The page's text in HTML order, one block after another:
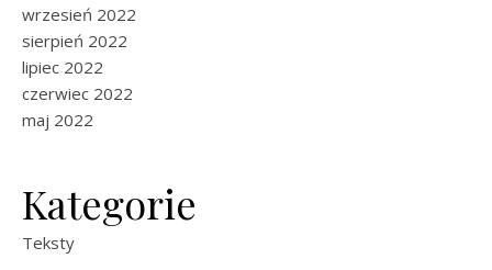
wrzesień 2022
sierpień 2022
lipiec 2022
czerwiec 2022
maj 2022
Kategorie
Teksty